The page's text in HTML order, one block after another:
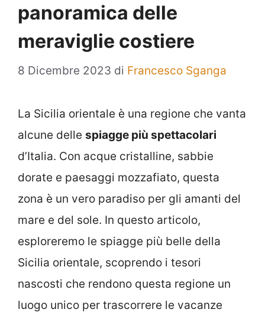
panoramica delle
meraviglie costiere
8 Dicembre 2023 di Francesco Sganga
La Sicilia orientale è una regione che vanta
alcune delle spiagge più spettacolari
d’Italia. Con acque cristalline, sabbie
dorate e paesaggi mozzafiato, questa
zona è un vero paradiso per gli amanti del
mare e del sole. In questo articolo,
esploreremo le spiagge più belle della
Sicilia orientale, scoprendo i tesori
nascosti che rendono questa regione un
luogo unico per trascorrere le vacanze